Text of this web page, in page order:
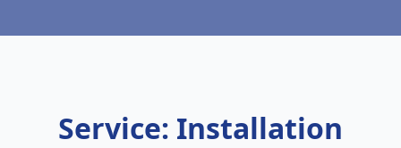
Service: Installation